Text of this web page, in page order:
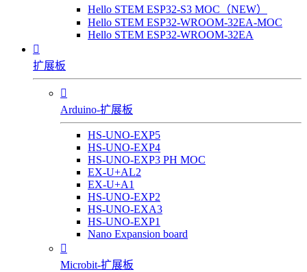
Hello STEM ESP32-S3 MOC（NEW）
Hello STEM ESP32-WROOM-32EA-MOC
Hello STEM ESP32-WROOM-32EA

扩展板

Arduino-扩展板
HS-UNO-EXP5
HS-UNO-EXP4
HS-UNO-EXP3 PH MOC
EX-U+AL2
EX-U+A1
HS-UNO-EXP2
HS-UNO-EXA3
HS-UNO-EXP1
Nano Expansion board

Microbit-扩展板